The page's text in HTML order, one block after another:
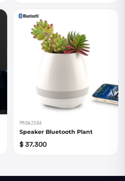
PROA2384
Speaker Bluetooth Plant
$ 37.300